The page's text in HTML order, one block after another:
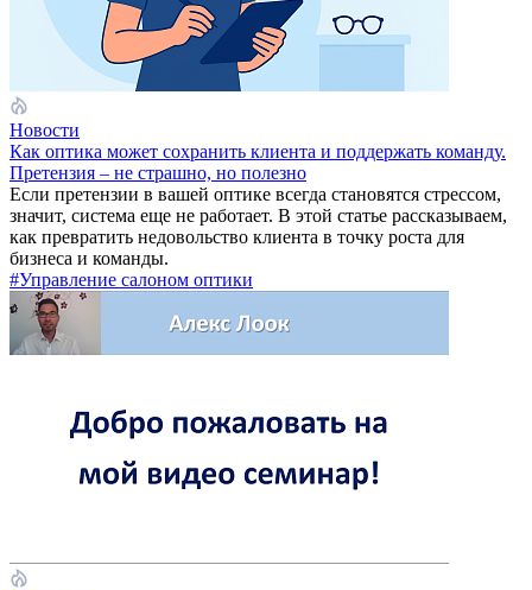
Новости
Как оптика может сохранить клиента и поддержать команду.
Претензия – не страшно, но полезно
Если претензии в вашей оптике всегда становятся стрессом,
значит, система еще не работает. В этой статье рассказываем,
как превратить недовольство клиента в точку роста для
бизнеса и команды.
#Управление салоном оптики